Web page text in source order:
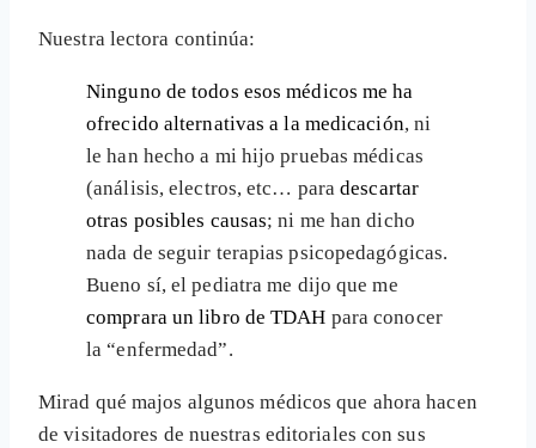
Nuestra lectora continúa:
Ninguno de todos esos médicos me ha
ofrecido alternativas a la medicación, ni
le han hecho a mi hijo pruebas médicas
(análisis, electros, etc… paradescartar
otras posibles causas; ni me han dicho
nada de seguir terapias psicopedagógicas.
Bueno sí, el pediatra me dijo que me
comprara un libro de TDAH para conocer
la “enfermedad”.
Mirad qué majos algunos médicos que ahora hacen
de visitadores de nuestras editoriales con sus